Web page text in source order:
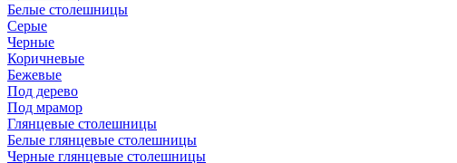
Белые столешницы
Серые
Черные
Коричневые
Бежевые
Под дерево
Под мрамор
Глянцевые столешницы
Белые глянцевые столешницы
Черные глянцевые столешницы